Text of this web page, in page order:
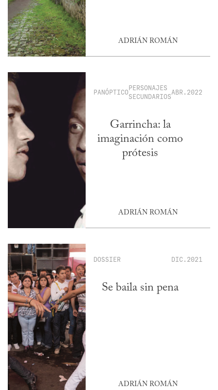
ADRIÁN ROMÁN
PANÓPTICOPERSONAJES
SECUNDARIOSABR.2022
Garrincha: la
imaginación como
prótesis
ADRIÁN ROMÁN
DOSSIER DIC.2021
Se baila sin pena
ADRIÁN ROMÁN